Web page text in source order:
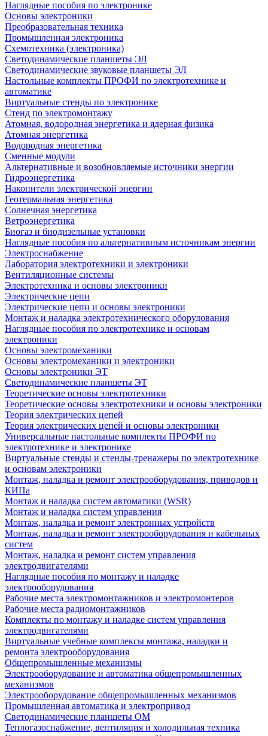
Наглядные пособия по электронике
Основы электроники
Преобразовательная техника
Промышленная электроника
Схемотехника (электроника)
Светодинамические планшеты ЭЛ
Светодинамические звуковые планшеты ЭЛ
Настольные комплекты ПРОФИ по электротехнике и
автоматике
Виртуальные стенды по электронике
Стенд по электромонтажу
Атомная, водородная энергетика и ядерная физика
Атомная энергетика
Водородная энергетика
Сменные модули
Альтернативные и возобновляемые источники энергии
Гидроэнергетика
Накопители электрической энергии
Геотермальная энергетика
Солнечная энергетика
Ветроэнергетика
Биогаз и биодизельные установки
Наглядные пособия по альтернативным источникам энергии
Электроснабжение
Лаборатория электротехники и электроники
Вентиляционные системы
Электротехника и основы электроники
Электрические цепи
Электрические цепи и основы электроники
Монтаж и наладка электротехнического оборудования
Наглядные пособия по электротехнике и основам
электроники
Основы электромеханики
Основы электромеханики и электроники
Основы электроники ЭТ
Светодинамические планшеты ЭТ
Теоретические основы электротехники
Теоретические основы электротехники и основы электроники
Теория электрических цепей
Теория электрических цепей и основы электроники
Универсальные настольные комплекты ПРОФИ по
электротехнике и электронике
Виртуальные стенды и стенды-тренажеры по электротехнике
и основам электроники
Монтаж, наладка и ремонт электрооборудования, приводов и
КИПа
Монтаж и наладка систем автоматики (WSR)
Монтаж и наладка систем управления
Монтаж, наладка и ремонт электронных устройств
Монтаж, наладка и ремонт электрооборудования и кабельных
систем
Монтаж, наладка и ремонт систем управления
электродвигателями
Наглядные пособия по монтажу и наладке
электрооборудования
Рабочие места электромонтажников и электромонтеров
Рабочие места радиомонтажников
Комплекты по монтажу и наладке систем управления
электродвигателями
Виртуальные учебные комплексы монтажа, наладки и
ремонта электрооборудования
Общепромышленные механизмы
Электрооборудование и автоматика общепромышленных
механизмов
Электрооборудование общепромышленных механизмов
Промышленная автоматика и электропривод
Светодинамические планшеты ОМ
Теплогазоснабжение, вентиляция и холодильная техника